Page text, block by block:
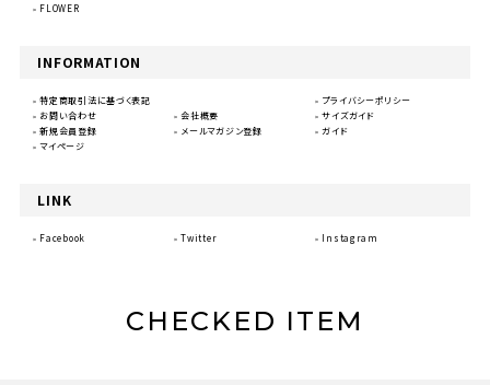
FLOWER
INFORMATION
特定商取引法に基づく表記
プライバシーポリシー
お問い合わせ
会社概要
サイズガイド
新規会員登録
メールマガジン登録
ガイド
マイページ
LINK
Facebook Twitter Instagram
CHECKED ITEM